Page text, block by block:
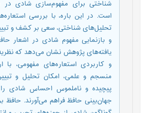
شناختی برای مفهوم‌سازی شادی در
است. در این باره، با بررسی
تحلیل‌های شناختی، سعی بر کشف و
و بازنمایی مفهوم شادی در اشعار
یافته‌های پژوهش نشان می‌دهد که
و کاربردی استعاره‌های مفهومی، با
منسجم و علمی، امکان تحلیل و
پیچیده و ناملموس احساس شادی
جهان‌بینی حافظ فراهم می‌آورند. حافظ